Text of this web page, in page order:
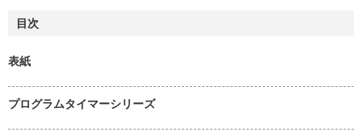
目次
表紙
プログラムタイマーシリーズ